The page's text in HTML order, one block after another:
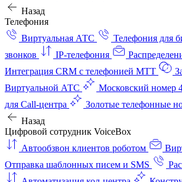
Назад
Телефония
Виртуальная АТС
Телефония для
звонков
IP-телефония
Интеграция CRM с телефонией МТТ
Виртуальной АТС
Московский номер
для Call-центра
Золотые телефонные
Назад
Цифровой сотрудник VoiceBox
Автообзвон клиентов роботом
Отправка шаблонных писем и SMS